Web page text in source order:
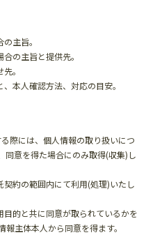
主旨。
の主旨と提供先。
。
本人確認方法、対応の目安。
際には、個人情報の取り扱いにつ
同意を得た場合にのみ取得(収集)し
約の範囲内にて利用(処理)いたし
的と共に同意が取られているかを
主体本人から同意を得ます。